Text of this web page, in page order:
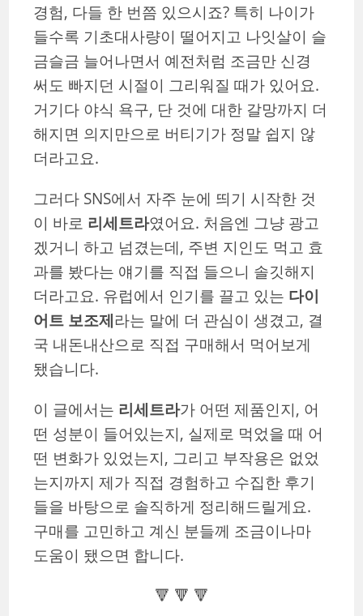
경험, 다들 한 번쯤 있으시죠? 특히 나이가
들수록 기초대사량이 떨어지고 나잇살이 슬
금슬금 늘어나면서 예전처럼 조금만 신경
써도 빠지던 시절이 그리워질 때가 있어요.
거기다 야식 욕구, 단 것에 대한 갈망까지 더
해지면 의지만으로 버티기가 정말 쉽지 않
더라고요.
그러다 SNS에서 자주 눈에 띄기 시작한 것
이 바로 리세트라였어요. 처음엔 그냥 광고
겠거니 하고 넘겼는데, 주변 지인도 먹고 효
과를 봤다는 얘기를 직접 들으니 솔깃해지
더라고요. 유럽에서 인기를 끌고 있는 다이
어트 보조제라는 말에 더 관심이 생겼고, 결
국 내돈내산으로 직접 구매해서 먹어보게
됐습니다.
이 글에서는 리세트라가 어떤 제품인지, 어
떤 성분이 들어있는지, 실제로 먹었을 때 어
떤 변화가 있었는지, 그리고 부작용은 없었
는지까지 제가 직접 경험하고 수집한 후기
들을 바탕으로 솔직하게 정리해드릴게요.
구매를 고민하고 계신 분들께 조금이나마
도움이 됐으면 합니다.
🔻 🔻 🔻